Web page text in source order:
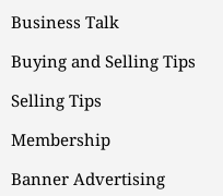
Business Talk
Buying and Selling Tips
Selling Tips
Membership
Banner Advertising